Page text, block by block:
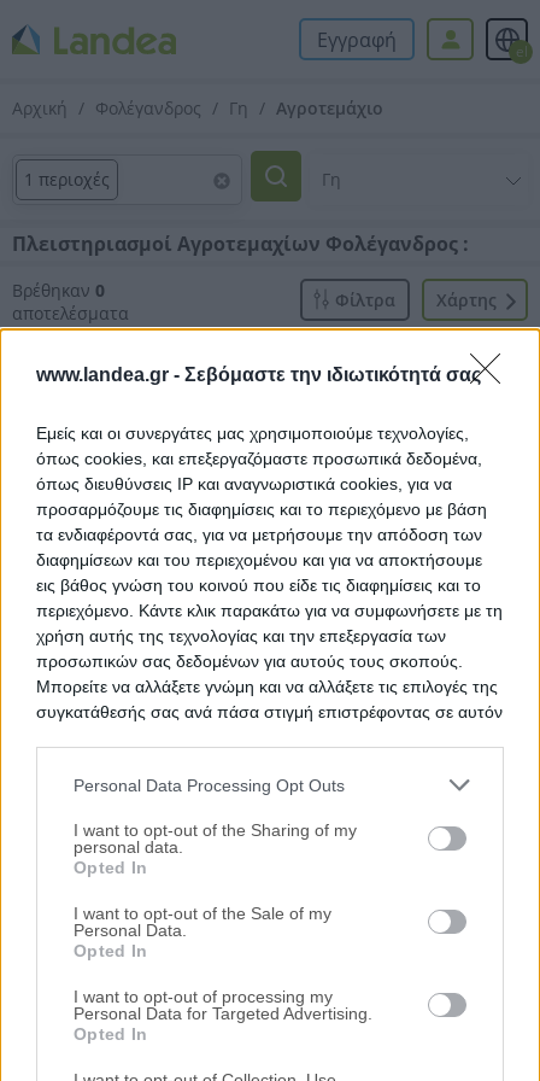
www.landea.gr - Σεβόμαστε την ιδιωτικότητά σας
Εμείς και οι συνεργάτες μας χρησιμοποιούμε τεχνολογίες,
όπως cookies, και επεξεργαζόμαστε προσωπικά δεδομένα,
όπως διευθύνσεις IP και αναγνωριστικά cookies, για να
προσαρμόζουμε τις διαφημίσεις και το περιεχόμενο με βάση
τα ενδιαφέροντά σας, για να μετρήσουμε την απόδοση των
διαφημίσεων και του περιεχομένου και για να αποκτήσουμε
εις βάθος γνώση του κοινού που είδε τις διαφημίσεις και το
περιεχόμενο. Κάντε κλικ παρακάτω για να συμφωνήσετε με τη
χρήση αυτής της τεχνολογίας και την επεξεργασία των
προσωπικών σας δεδομένων για αυτούς τους σκοπούς.
Μπορείτε να αλλάξετε γνώμη και να αλλάξετε τις επιλογές της
συγκατάθεσής σας ανά πάσα στιγμή επιστρέφοντας σε αυτόν
services and may gather and store information including but
not limited to your visit or usage behaviour. You may click to
grant or deny consent to Google and its third-party tags to
use your data for below specified purposes in below Google
consent section.
Personal Data Processing Opt Outs
I want to opt-out of the Sharing of my
personal data.
Opted In
I want to opt-out of the Sale of my
Personal Data.
Opted In
I want to opt-out of processing my
Personal Data for Targeted Advertising.
Opted In
Εγγραφή el
Αρχική Φολέγανδρος Γη Αγροτεμάχιο
1 περιοχές
Πλειστηριασμοί Αγροτεμαχίων Φολέγανδρος :
Βρέθηκαν 0
αποτελέσματα
Xάρτης
Φίλτρα
Δεν βρέθηκαν αποτελέσματα.
Ακίνητα Κατοικίες Διαμέρισμα Επαγγελματικοί Χώροι
Κατάστημα
Γραφεία
Τοπική Αναζήτηση
Νομός Αττικής
Καβάλα
Βούλα Βουλιαγμένη